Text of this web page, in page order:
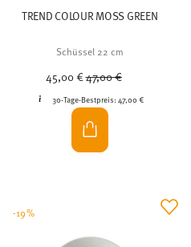
TREND COLOUR MOSS GREEN
Schüssel 22 cm
45,00 €Price reduced from
47,00 €to
30-Tage-Bestpreis:47,00 €
-19%